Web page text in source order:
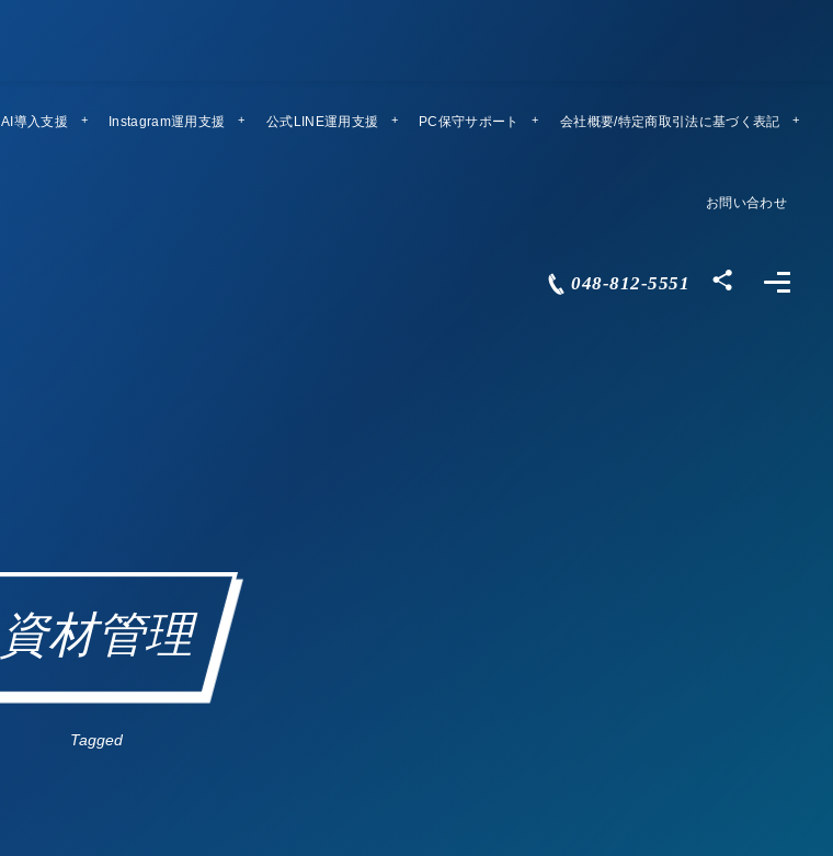
AI導入支援 Instagram運用支援 公式LINE運用支援 PC保守サポート
リモートメンテ 会社概要/特定商取引法に基づく表記
Company Profile
お問い合わせ
Contact
048-812-5551
資材管理
Tagged